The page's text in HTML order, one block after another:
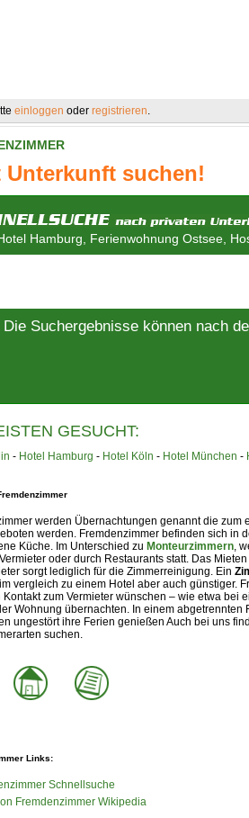
einloggen oder registrieren.
Unterkunft suchen!
Hamburg, Ferienwohnung Ostsee,
Die Suchergebnisse können nach
GESUCHT:
- Hotel Hamburg - Hotel Köln - Hotel München -
werden Übernachtungen genannt die
werden. Fremdenzimmer befinden sich in
Küche. Im Unterschied zu Monteurzimmern ,
oder durch Restaurants statt. Das
sorgt lediglich für die Zimmerreinigung. Ein
vergleich zu einem Hotel aber auch günstiger.
zum Vermieter wünschen – wie etwa bei
Wohnung übernachten. In einem
ungestört ihre Ferien genießen Auch bei uns
suchen.
Links:
Schnellsuche
Fremdenzimmer Wikipedia